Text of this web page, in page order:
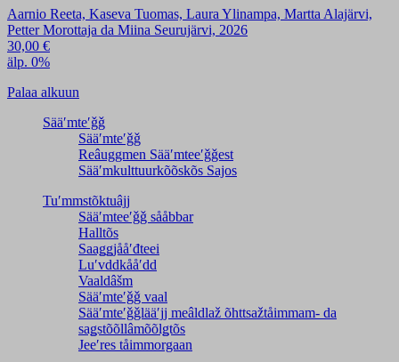
Aarnio Reeta, Kaseva Tuomas, Laura Ylinampa, Martta Alajärvi,
Petter Morottaja da Miina Seurujärvi, 2026
30,00 €
älp. 0%
Palaa alkuun
Sääʹmteʹǧǧ
Sääʹmteʹǧǧ
Reâuggmen Sääʹmteeʹǧǧest
Sääʹmkulttuurkõõskõs Sajos
Tuʹmmstõktuâjj
Sääʹmteeʹǧǧ sååbbar
Halltõs
Saaǥǥjååʹđteei
Luʹvddkååʹdd
Vaaldâšm
Sääʹmteʹǧǧ vaal
Sääʹmteʹǧǧlääʹjj meâldlaž õhttsažtåimmam- da
saǥstõõllâmõõlǥtõs
Jeeʹres tåimmorgaan